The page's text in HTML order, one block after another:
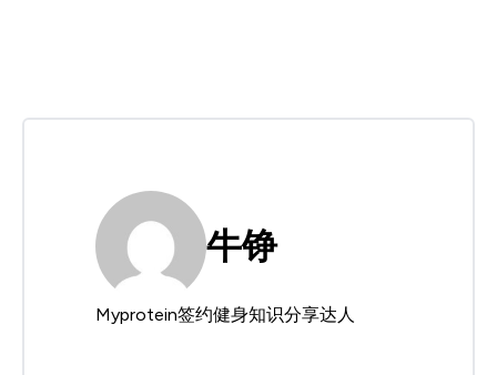
牛铮
Myprotein签约健身知识分享达人